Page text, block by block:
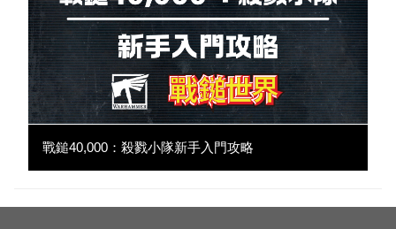
戰鎚40,000：殺戮小隊新手入門攻略